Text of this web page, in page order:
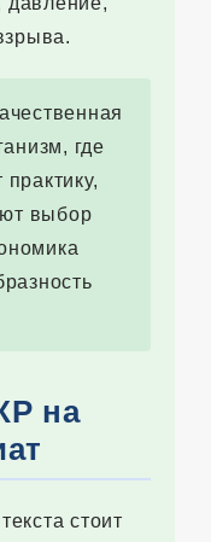
где
выбор
на
стоит